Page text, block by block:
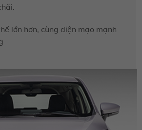
lớn hơn, cùng diện mạo mạnh